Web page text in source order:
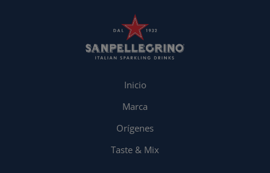
Inicio
Marca
Orígenes
Taste & Mix